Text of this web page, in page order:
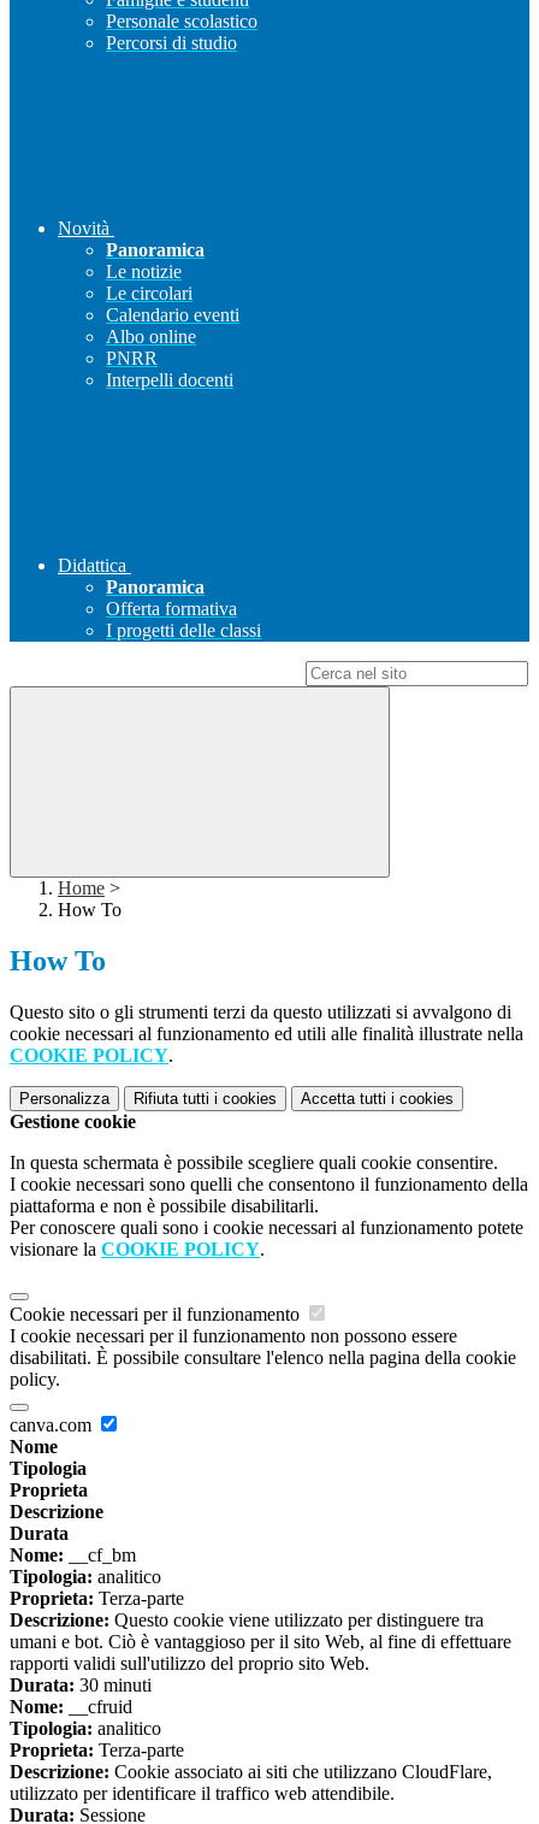
Personale scolastico
Percorsi di studio
Novità
Panoramica
Le notizie
Le circolari
Calendario eventi
Albo online
PNRR
Interpelli docenti
Didattica
Panoramica
Offerta formativa
I progetti delle classi
Home >
How To
How To
Questo sito o gli strumenti terzi da questo utilizzati si avvalgono di
cookie necessari al funzionamento ed utili alle finalità illustrate nella
COOKIE POLICY.
Personalizza Rifiuta tutti i cookies Accetta tutti i cookies
Gestione cookie
In questa schermata è possibile scegliere quali cookie consentire.
I cookie necessari sono quelli che consentono il funzionamento della
piattaforma e non è possibile disabilitarli.
Per conoscere quali sono i cookie necessari al funzionamento potete
visionare la COOKIE POLICY.
Cookie necessari per il funzionamento
I cookie necessari per il funzionamento non possono essere
disabilitati. È possibile consultare l'elenco nella pagina della cookie
policy.
canva.com
Nome
Tipologia
Proprieta
Descrizione
Durata
Nome: __cf_bm
Tipologia: analitico
Proprieta: Terza-parte
Descrizione: Questo cookie viene utilizzato per distinguere tra
umani e bot. Ciò è vantaggioso per il sito Web, al fine di effettuare
rapporti validi sull'utilizzo del proprio sito Web.
Durata: 30 minuti
Nome: __cfruid
Tipologia: analitico
Proprieta: Terza-parte
Descrizione: Cookie associato ai siti che utilizzano CloudFlare,
utilizzato per identificare il traffico web attendibile.
Durata: Sessione